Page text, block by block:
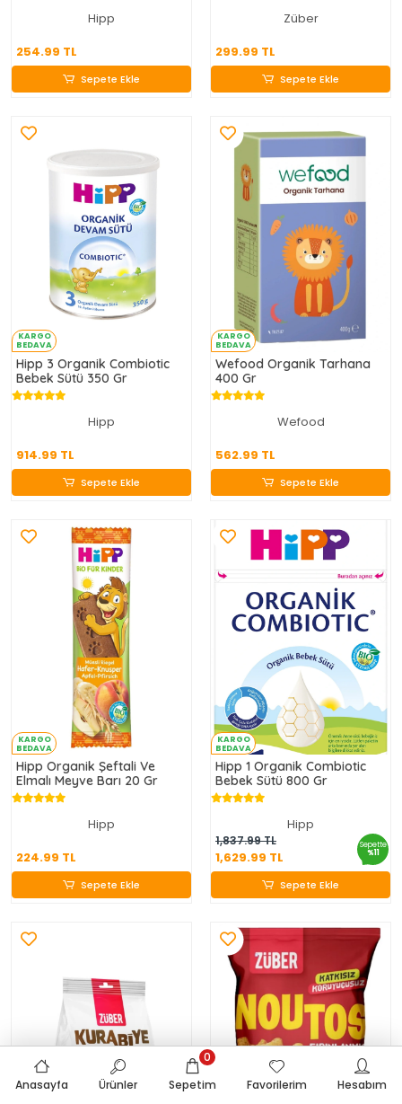
Hipp
254.99 TL
254.99 TL
Sepete Ekle
Züber
299.99 TL
299.99 TL
Sepete Ekle
KARGO
BEDAVA
Hipp 3 Organik Combiotic
Bebek Sütü 350 Gr
Hipp
914.99 TL
914.99 TL
Sepete Ekle
KARGO
BEDAVA
Wefood Organik Tarhana
400 Gr
Wefood
562.99 TL
562.99 TL
Sepete Ekle
KARGO
BEDAVA
Hipp Organik Şeftali Ve
Elmalı Meyve Barı 20 Gr
Hipp
224.99 TL
224.99 TL
Sepete Ekle
KARGO
BEDAVA
Hipp 1 Organik Combiotic
Bebek Sütü 800 Gr
Hipp
1,837.99 TL
1,629.99 TL
Sepette
%11
1,629.99 TL
Sepete Ekle
Sepete Ekle
Anasayfa Ürünler Sepetim
0
Favorilerim
Hesabım